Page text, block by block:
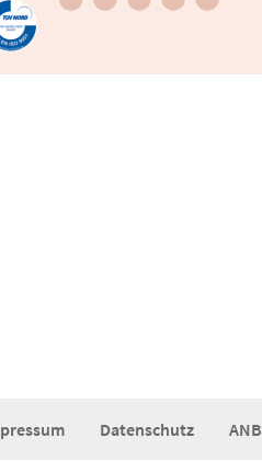
Datenschutz ANB